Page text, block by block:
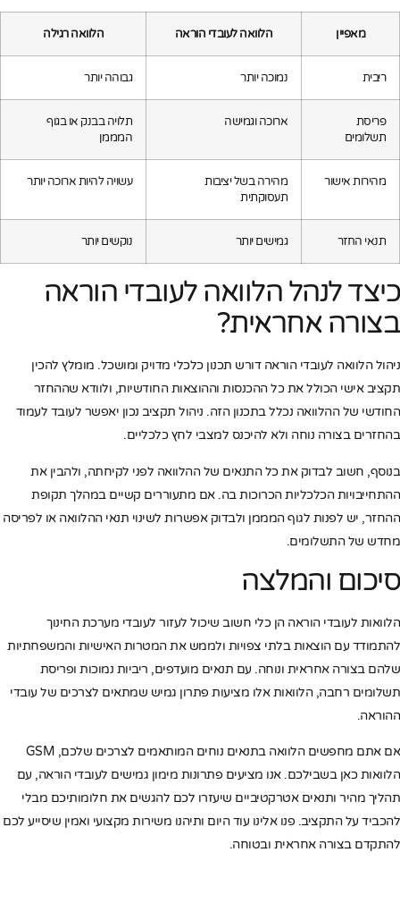
מאפיין הלוואה לעובדי הוראה הלוואה רגילה
ריבית נמוכה יותר גבוהה יותר
פריסת
תשלומים
ארוכה וגמישה
תלויה בבנק או בגוף
המממן
מהירות אישור
מהירה בשל יציבות
תעסוקתית
עשויה להיות ארוכה יותר
תנאי החזר גמישים יותר נוקשים יותר
כיצד לנהל הלוואה לעובדי הוראה
בצורה אחראית?
ניהול הלוואה לעובדי הוראה דורש תכנון כלכלי מדויק ומושכל. מומלץ להכין
תקציב אישי הכולל את כל ההכנסות וההוצאות החודשיות, ולוודא שההחזר
החודשי של ההלוואה נכלל בתכנון הזה. ניהול תקציב נכון יאפשר לעובד לעמוד
בהחזרים בצורה נוחה ולא להיכנס למצבי לחץ כלכליים.
בנוסף, חשוב לבדוק את כל התנאים של ההלוואה לפני לקיחתה, ולהבין את
ההתחייבויות הכלכליות הכרוכות בה. אם מתעוררים קשיים במהלך תקופת
ההחזר, יש לפנות לגוף המממן ולבדוק אפשרות לשינוי תנאי ההלוואה או לפריסה
מחדש של התשלומים.
סיכום והמלצה
הלוואות לעובדי הוראה הן כלי חשוב שיכול לעזור לעובדי מערכת החינוך
להתמודד עם הוצאות בלתי צפויות ולממש את המטרות האישיות והמשפחתיות
שלהם בצורה אחראית ונוחה. עם תנאים מועדפים, ריביות נמוכות ופריסת
תשלומים רחבה, הלוואות אלו מציעות פתרון גמיש שמתאים לצרכים של עובדי
ההוראה.
אם אתם מחפשים הלוואה בתנאים נוחים המותאמים לצרכים שלכם, GSM
הלוואות כאן בשבילכם. אנו מציעים פתרונות מימון גמישים לעובדי הוראה, עם
תהליך מהיר ותנאים אטרקטיביים שיעזרו לכם להגשים את חלומותיכם מבלי
להכביד על התקציב. פנו אלינו עוד היום ותיהנו משירות מקצועי ואמין שיסייע לכם
להתקדם בצורה אחראית ובטוחה.